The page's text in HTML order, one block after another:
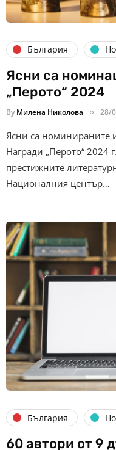
България
Ясни са
„Перото“ 2024
By Милена Николова 28/
Ясни са номинираните
Награди „Перото“ 2024
престижните
Националния център…
България
60 автори от 9